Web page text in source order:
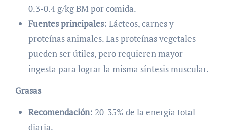
0.3-0.4 g/kg BM por comida.
Fuentes principales: Lácteos, carnes y
proteínas animales. Las proteínas vegetales
pueden ser útiles, pero requieren mayor
ingesta para lograr la misma síntesis muscular.
Grasas
Recomendación: 20-35% de la energía total
diaria.